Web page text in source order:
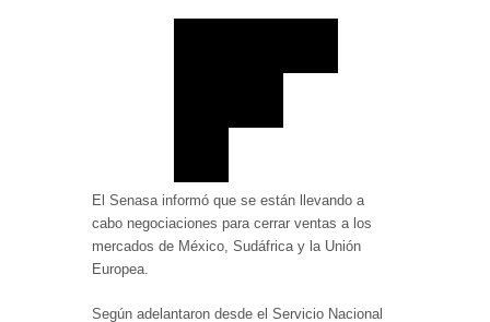
El Senasa informó que se están llevando a
cabo negociaciones para cerrar ventas a los
mercados de México, Sudáfrica y la Unión
Europea.
Según adelantaron desde el Servicio Nacional